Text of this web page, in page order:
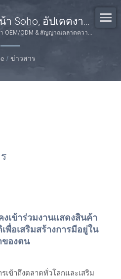
Soho, อัปเดตงาน
อมูลเชิงลึกตลาด
OEM/ODM & สัญญาณตลาดความ
/ ข่าวสาร
งเข้าร่วมงานแสดงสินค้า
พื่อเสริมสร้างการมีอยู่ใน
ของตน
เข้าถึงตลาดทั่วโลกและเสริม